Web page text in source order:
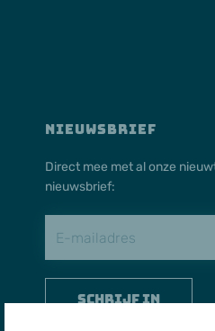
NIEUWSBRIEF
Direct mee met al onze
nieuwsbrief:
Schrijf in